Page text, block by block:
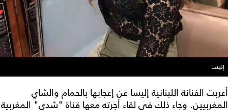
إليسا
أعربت الفنانة اللبنانية إليسا عن إعجابها بالحمام والشاي
المغربيين. وجاء ذلك في لقاء أجرته معها قناة "شدى" المغربية